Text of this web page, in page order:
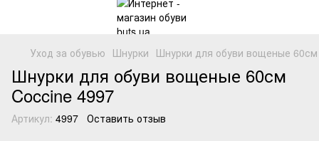
Уход за обувью Шнурки Шнурки для обуви вощеные
Шнурки для обуви вощеные 60см
Coccine 4997
Артикул: 4997 Оставить отзыв